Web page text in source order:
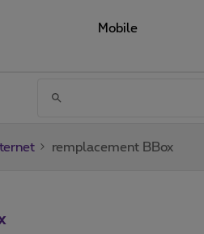
Mobile
remplacement BBox